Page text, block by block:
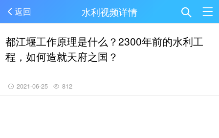
返回 水利视频详情
都江堰工作原理是什么？2300年前的水利工
程，如何造就天府之国？
2021-06-25 812